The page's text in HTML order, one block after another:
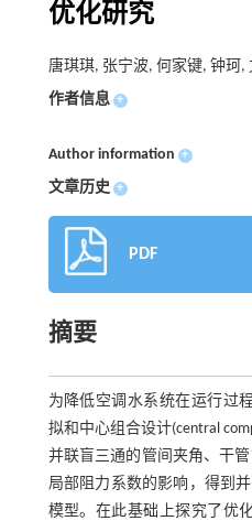
优化研究
唐琪琪, 张宁波, 何家键, 钟珂,
作者信息 +
Author information +
文章历史 +
PDF
摘要
为降低空调水系统在运行过
拟和中心组合设计(central
并联盲三通的管间夹角、干
局部阻力系数的影响，得到
模型。在此基础上探究了优